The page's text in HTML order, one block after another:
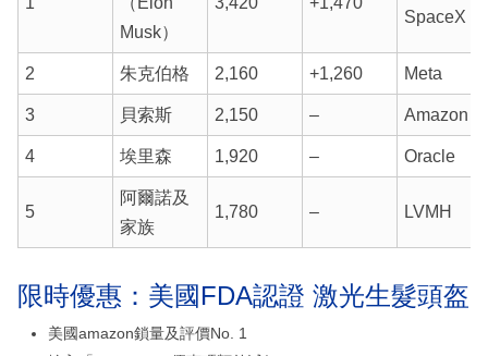
Musk）
SpaceX
2 朱克伯格 2,160 +1,260 Meta
3 貝索斯 2,150 – Amazon
4 埃里森 1,920 – Oracle
5
阿爾諾及
家族
1,780 – LVMH
限時優惠：美國FDA認證 激光生髮頭盔
美國amazon鎖量及評價No. 1